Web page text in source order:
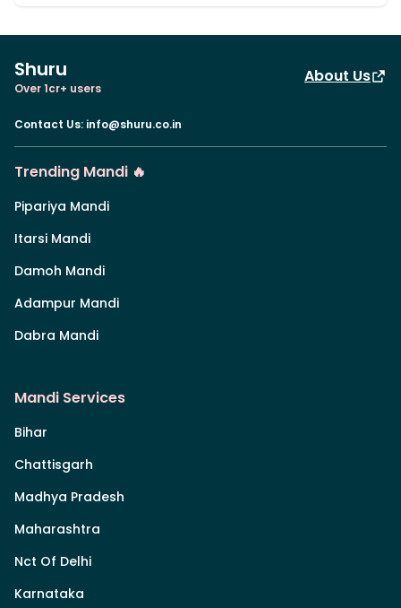
Shuru
Over 1cr+ users
About Us
Contact Us: info@shuru.co.in
Trending Mandi 🔥
Pipariya Mandi
Itarsi Mandi
Damoh Mandi
Adampur Mandi
Dabra Mandi
Mandi Services
Bihar
Chattisgarh
Madhya Pradesh
Maharashtra
Nct Of Delhi
Karnataka